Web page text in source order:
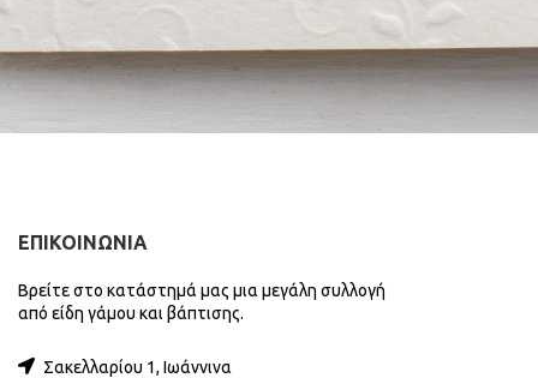
ΕΠΙΚΟΙΝΩΝΙΑ
Βρείτε στο κατάστημά μας μια μεγάλη συλλογή
από είδη γάμου και βάπτισης.
Σακελλαρίου 1, Ιωάννινα